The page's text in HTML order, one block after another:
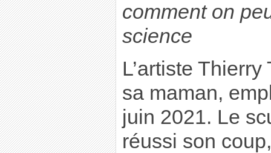
comment on
science
L’artiste
sa maman,
juin 2021. Le
réussi son